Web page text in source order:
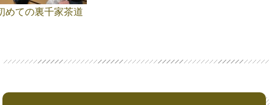
めての裏千家茶道